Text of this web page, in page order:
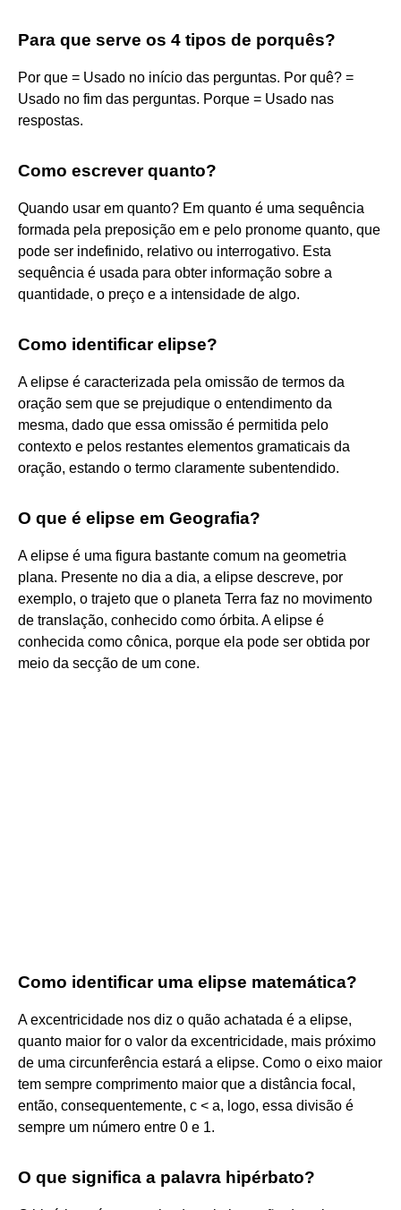
Para que serve os 4 tipos de porquês?
Por que = Usado no início das perguntas. Por quê? =
Usado no fim das perguntas. Porque = Usado nas
respostas.
Como escrever quanto?
Quando usar em quanto? Em quanto é uma sequência
formada pela preposição em e pelo pronome quanto, que
pode ser indefinido, relativo ou interrogativo. Esta
sequência é usada para obter informação sobre a
quantidade, o preço e a intensidade de algo.
Como identificar elipse?
A elipse é caracterizada pela omissão de termos da
oração sem que se prejudique o entendimento da
mesma, dado que essa omissão é permitida pelo
contexto e pelos restantes elementos gramaticais da
oração, estando o termo claramente subentendido.
O que é elipse em Geografia?
A elipse é uma figura bastante comum na geometria
plana. Presente no dia a dia, a elipse descreve, por
exemplo, o trajeto que o planeta Terra faz no movimento
de translação, conhecido como órbita. A elipse é
conhecida como cônica, porque ela pode ser obtida por
meio da secção de um cone.
Como identificar uma elipse matemática?
A excentricidade nos diz o quão achatada é a elipse,
quanto maior for o valor da excentricidade, mais próximo
de uma circunferência estará a elipse. Como o eixo maior
tem sempre comprimento maior que a distância focal,
então, consequentemente, c < a, logo, essa divisão é
sempre um número entre 0 e 1.
O que significa a palavra hipérbato?